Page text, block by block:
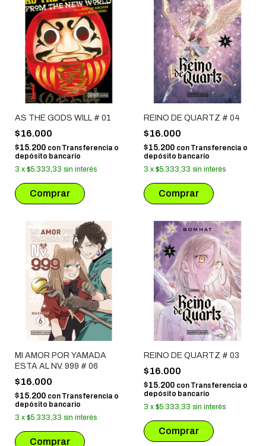
AS THE GODS WILL # 01
$16.000
$15.200 con Transferencia o
depósito bancario
3 x $5.333,33 sin interés
REINO DE QUARTZ # 04
$16.000
$15.200 con Transferencia o
depósito bancario
3 x $5.333,33 sin interés
MI AMOR POR YAMADA
ESTA AL NV. 999 # 06
$16.000
$15.200 con Transferencia o
depósito bancario
3 x $5.333,33 sin interés
REINO DE QUARTZ # 03
$16.000
$15.200 con Transferencia o
depósito bancario
3 x $5.333,33 sin interés